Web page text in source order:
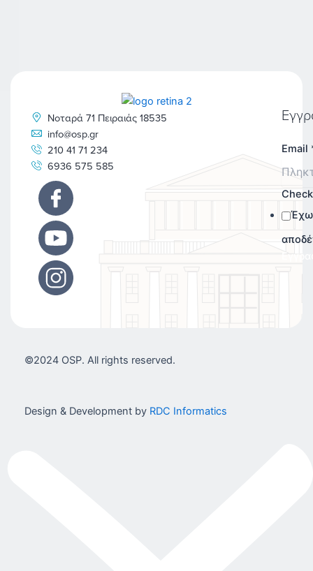
Νοταρά 71 Πειραιάς 18535
info@osp.gr
210 41 71 234
6936 575 585
Email
Έχω
©2024 OSP. All rights reserved.
Design & Development by RDC Informatics